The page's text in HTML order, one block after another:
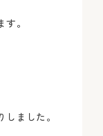
。
ました。